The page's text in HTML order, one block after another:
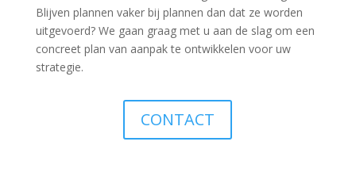
Blijven plannen vaker bij plannen dan dat ze worden
uitgevoerd? We gaan graag met u aan de slag om een
concreet plan van aanpak te ontwikkelen voor uw
strategie.
CONTACT